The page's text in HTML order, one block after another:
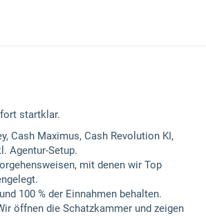
startklar.
Cash Maximus, Cash Revolution KI,
Agentur-Setup.
mit denen wir Top
100 % der Einnahmen behalten.
öffnen die Schatzkammer und zeigen